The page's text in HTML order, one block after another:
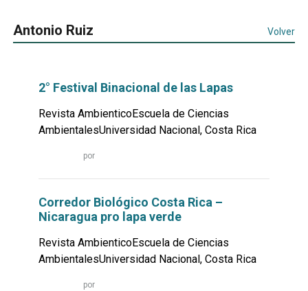
Antonio Ruiz Volver
2° Festival Binacional de las Lapas
Revista AmbienticoEscuela de Ciencias
AmbientalesUniversidad Nacional, Costa Rica
por
Corredor Biológico Costa Rica –
Nicaragua pro lapa verde
Revista AmbienticoEscuela de Ciencias
AmbientalesUniversidad Nacional, Costa Rica
por